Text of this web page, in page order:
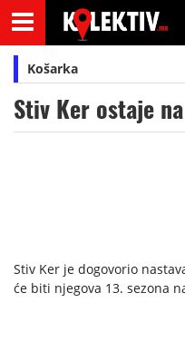
Košarka
Stiv Ker ostaje
Stiv Ker je dogovorio
će biti njegova 13. sezona